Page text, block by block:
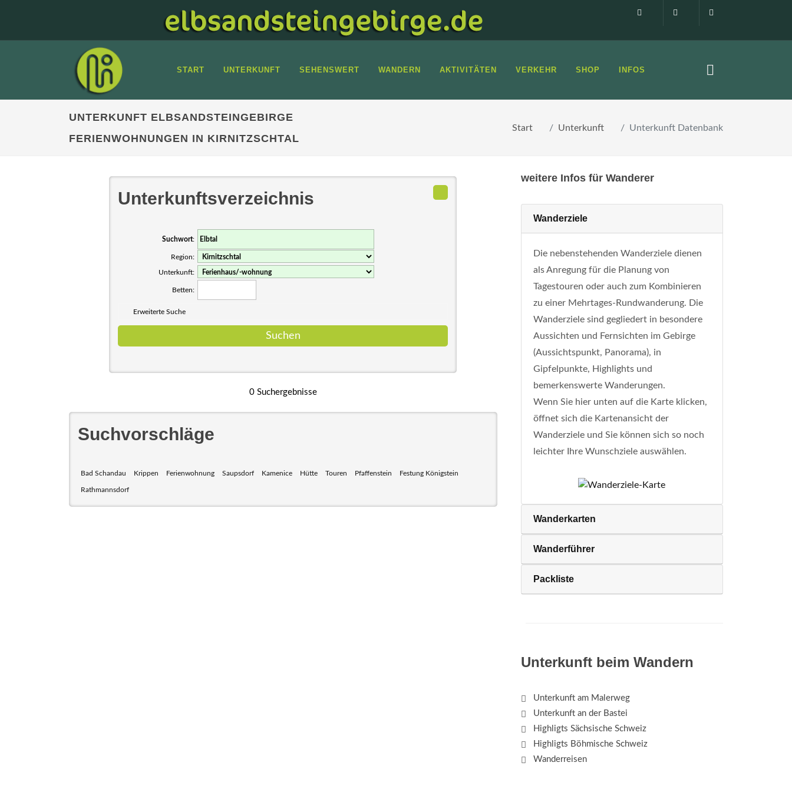
Impressum0160 99873408
START UNTERKUNFT SEHENSWERT WANDERN AKTIVITÄTEN VERKEHR SHOP INFOS
UNTERKUNFT ELBSANDSTEINGEBIRGE
FERIENWOHNUNGEN IN KIRNITZSCHTAL
Start Unterkunft Unterkunft Datenbank
Unterkunftsverzeichnis
Suchwort:
Region:
Unterkunft:
Betten:
Erweiterte Suche
0 Suchergebnisse
Suchvorschläge
Bad Schandau Krippen Ferienwohnung Saupsdorf Kamenice Hütte Touren Pfaffenstein Festung Königstein
Rathmannsdorf
weitere Infos für Wanderer
Wanderziele
Die nebenstehenden Wanderziele dienen
als Anregung für die Planung von
Tagestouren oder auch zum Kombinieren
zu einer Mehrtages-Rundwanderung. Die
Wanderziele sind gegliedert in besondere
Aussichten und Fernsichten im Gebirge
(Aussichtspunkt, Panorama), in
Gipfelpunkte, Highlights und
bemerkenswerte Wanderungen.
Wenn Sie hier unten auf die Karte klicken,
öffnet sich die Kartenansicht der
Wanderziele und Sie können sich so noch
leichter Ihre Wunschziele auswählen.
Wanderkarten
Wanderführer
Packliste
Unterkunft beim Wandern
Unterkunft am Malerweg
Unterkunft an der Bastei
Highligts Sächsische Schweiz
Highligts Böhmische Schweiz
Wanderreisen